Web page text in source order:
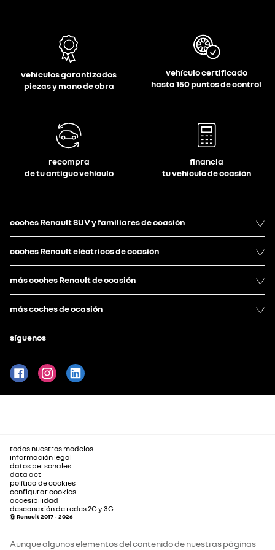
vehículos garantizados
piezas y mano de obra
vehículo certificado
hasta 150 puntos de control
recompra
de tu antiguo vehículo
financia
tu vehículo de ocasión
coches Renault SUV y familiares de ocasión
coches Renault eléctricos de ocasión
más coches Renault de ocasión
más coches de ocasión
síguenos
todos nuestros modelos
información legal
datos personales
data act
política de cookies
configurar cookies
accesibilidad
desconexión de redes 2G y 3G
© Renault 2017 - 2026
Aunque algunos elementos del contenido de nuestras páginas